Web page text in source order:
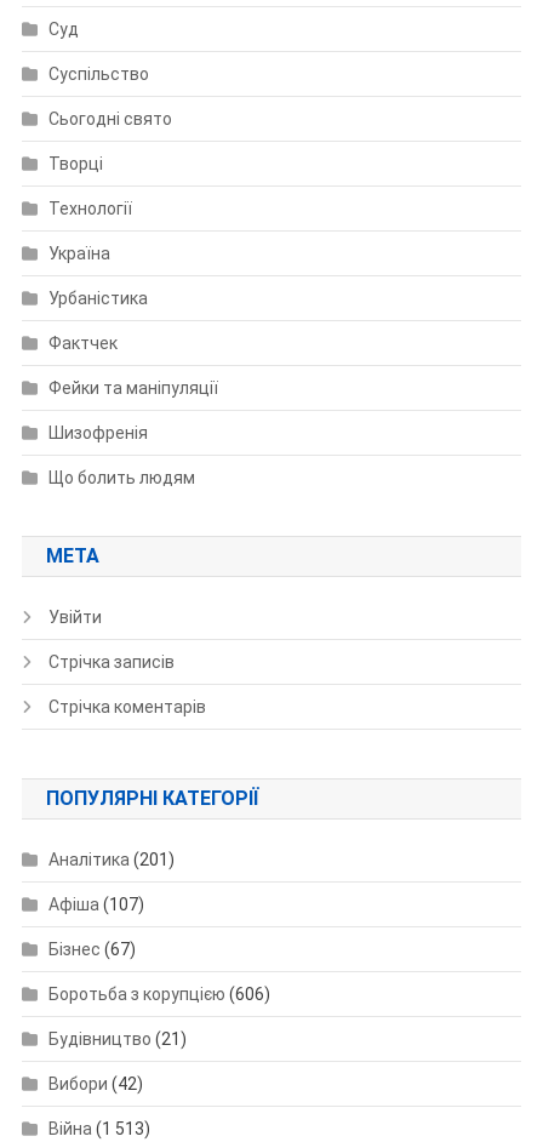
Суд
Суспільство
Сьогодні свято
Творці
Технології
Україна
Урбаністика
Фактчек
Фейки та маніпуляції
Шизофренія
Що болить людям
МЕТА
Увійти
Стрічка записів
Стрічка коментарів
ПОПУЛЯРНІ КАТЕГОРІЇ
Аналітика(201)
Афіша(107)
Бізнес (67)
Боротьба з корупцією (606)
Будівництво (21)
Вибори (42)
Війна(1 513)